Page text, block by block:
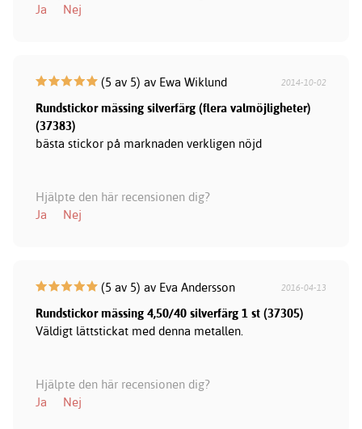
Ja
Nej
(5 av 5) av Ewa Wiklund 2014-10-02
Rundstickor mässing silverfärg (flera valmöjligheter)
(37383)
bästa stickor på marknaden verkligen nöjd
Hjälpte den här recensionen dig?
Ja
Nej
(5 av 5) av Eva Andersson 2016-04-13
Rundstickor mässing 4,50/40 silverfärg 1 st (37305)
Väldigt lättstickat med denna metallen.
Hjälpte den här recensionen dig?
Ja
Nej